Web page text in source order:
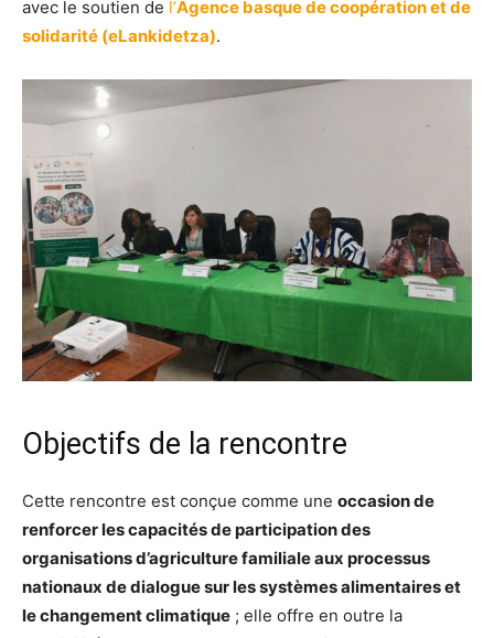
avec le soutien de l’Agence basque de coopération et de
solidarité (eLankidetza).
Objectifs de la rencontre
Cette rencontre est conçue comme une occasion de
renforcer les capacités de participation des
organisations d’agriculture familiale aux processus
nationaux de dialogue sur les systèmes alimentaires et
le changement climatique ; elle offre en outre la